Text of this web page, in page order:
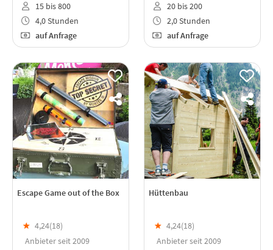
15 bis 800
4,0 Stunden
auf Anfrage
20 bis 200
2,0 Stunden
auf Anfrage
Escape Game out of the Box
★ 4,24(18)
Anbieter seit 2009
Hüttenbau
★ 4,24(18)
Anbieter seit 2009